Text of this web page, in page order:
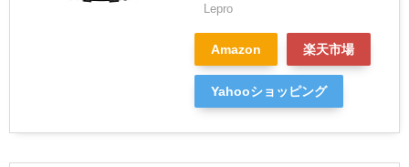
Lepro
Amazon 楽天市場
Yahooショッピング